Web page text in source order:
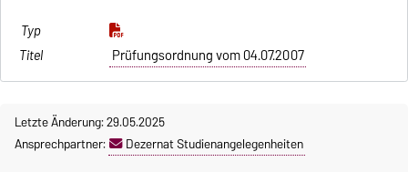
Prüfungsordnung vom 04.07.2007
Letzte Änderung: 29.05.2025
Ansprechpartner:
Dezernat Studienangelegenheiten